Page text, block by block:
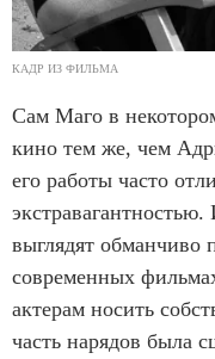
КАДР ИЗ ФИЛЬМА
Сам Маго в
кино тем же, чем
его работы часто
выглядят обманчиво
современных
актерам носить
часть нарядов была